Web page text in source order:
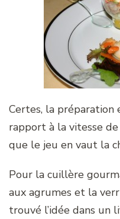
Certes, la
rapport à la vitesse
que le jeu en vaut la
Pour la cuillère
aux agrumes et la
trouvé l’idée dans un